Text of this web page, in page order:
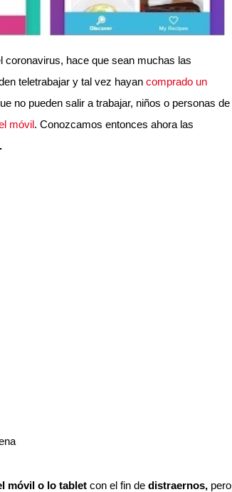
coronavirus, hace que sean muchas las
teletrabajar y tal vez hayan comprado un
no pueden salir a trabajar, niños o personas de
móvil. Conozcamos entonces ahora las
móvil o lo tablet con el fin de distraernos, pero